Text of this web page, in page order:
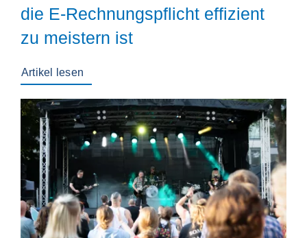
die E-Rechnungspflicht effizient
zu meistern ist
Artikel lesen